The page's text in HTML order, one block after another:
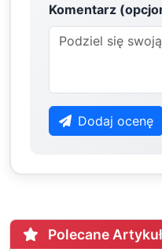
Komentarz
Dodaj ocenę
Polecane